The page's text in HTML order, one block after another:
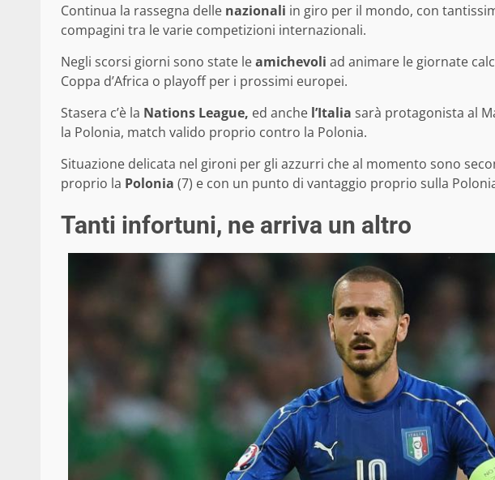
Continua la rassegna delle nazionali in giro per il mondo, con
compagini tra le varie competizioni internazionali.
Negli scorsi giorni sono state leamichevoli ad animare le giornate
Coppa d’Africa o playoff per i prossimi europei.
Stasera c’è la Nations League, ed anche l’Italia sarà protagonista al
la Polonia, match valido proprio contro la Polonia.
Situazione delicata nel gironi per gli azzurri che al momento sono
proprio la Polonia (7) e con un punto di vantaggio proprio sulla
Tanti infortuni, ne arriva un altro